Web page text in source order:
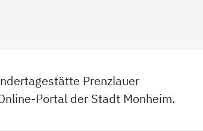
Prenzlauer
Portal der Stadt Monheim.